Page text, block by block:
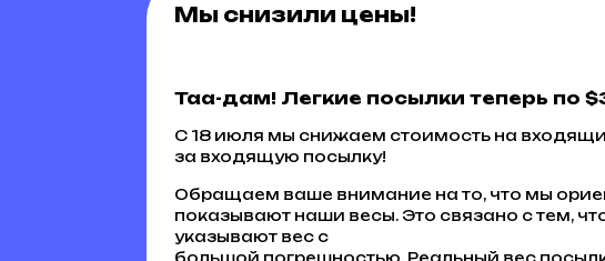
Мы снизили цены!
Таа-дам! Легкие посылки теперь по
С 18 июля мы снижаем стоимость на
за входящую посылку!
Обращаем ваше внимание на то, что мы
показывают наши весы. Это связано с тем,
указывают вес с
большой погрешностью. Реальный вес